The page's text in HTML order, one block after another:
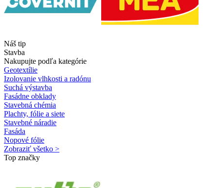
Náš tip
Stavba
Nakupujte podľa kategórie
Geotextílie
Izolovanie vlhkosti a radónu
Suchá výstavba
Fasádne obklady
Stavebná chémia
Plachty, fólie a siete
Stavebné náradie
Fasáda
Nopové fólie
Zobraziť všetko >
Top značky